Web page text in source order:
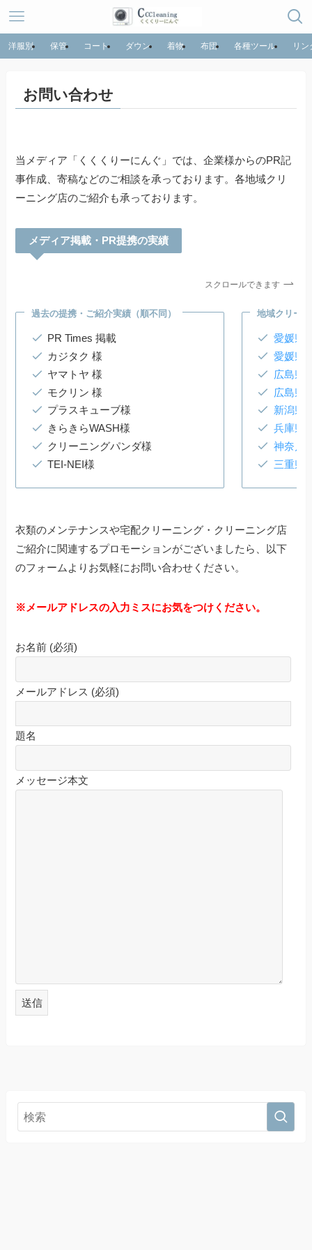
洋服別 保管 コート ダウン 着物 布団 各種ツール リン
お問い合わせ
当メディア「くくくりーにんぐ」では、企業様からのPR記
事作成、寄稿などのご相談を承っております。各地域クリ
ーニング店のご紹介も承っております。
メディア掲載・PR提携の実績
スクロールできます
過去の提携・ご紹介実績（順不同）
PR Times 掲載
カジタク 様
ヤマトヤ 様
モクリン 様
プラスキューブ様
きらきらWASH様
クリーニングパンダ様
TEI-NEI様
地域クリー
愛媛県
愛媛県
広島県
広島県
新潟県
兵庫県
神奈川
三重県
衣類のメンテナンスや宅配クリーニング・クリーニング店
ご紹介に関連するプロモーションがございましたら、以下
のフォームよりお気軽にお問い合わせください。
※メールアドレスの入力ミスにお気をつけください。
お名前 (必須)
メールアドレス (必須)
題名
メッセージ本文